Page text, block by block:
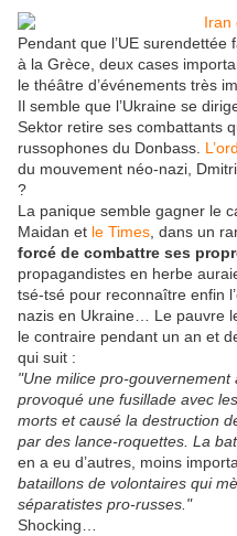
Pendant que l’UE
à la Grèce, deux cases
le théâtre d’événements très
Il semble que l’Ukraine se
Sektor retire ses combattants
russophones du Donbass.
du mouvement néo-nazi,
?
La panique semble gagner le
Maidan et le Times , dans un
forcé de combattre ses
propagandistes en herbe
tsé-tsé pour reconnaître enfin
nazis en Ukraine… Le pauvre
le contraire pendant un an et
qui suit :
"Une milice pro-
provoqué une fusillade avec
morts et causé la destruction
par des lance-roquettes. La
en a eu d’autres, moins
bataillons de volontaires qui
séparatistes pro-russes."
Shocking…